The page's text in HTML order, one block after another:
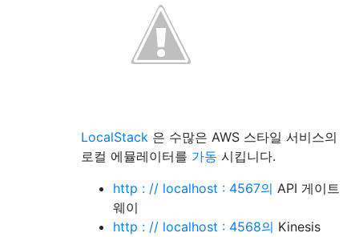
LocalStack 은 수많은 AWS 스타일 서비스의
로컬 에뮬레이터를 가동 시킵니다.
http : // localhost : 4567의 API 게이트
웨이
http : // localhost : 4568의 Kinesis